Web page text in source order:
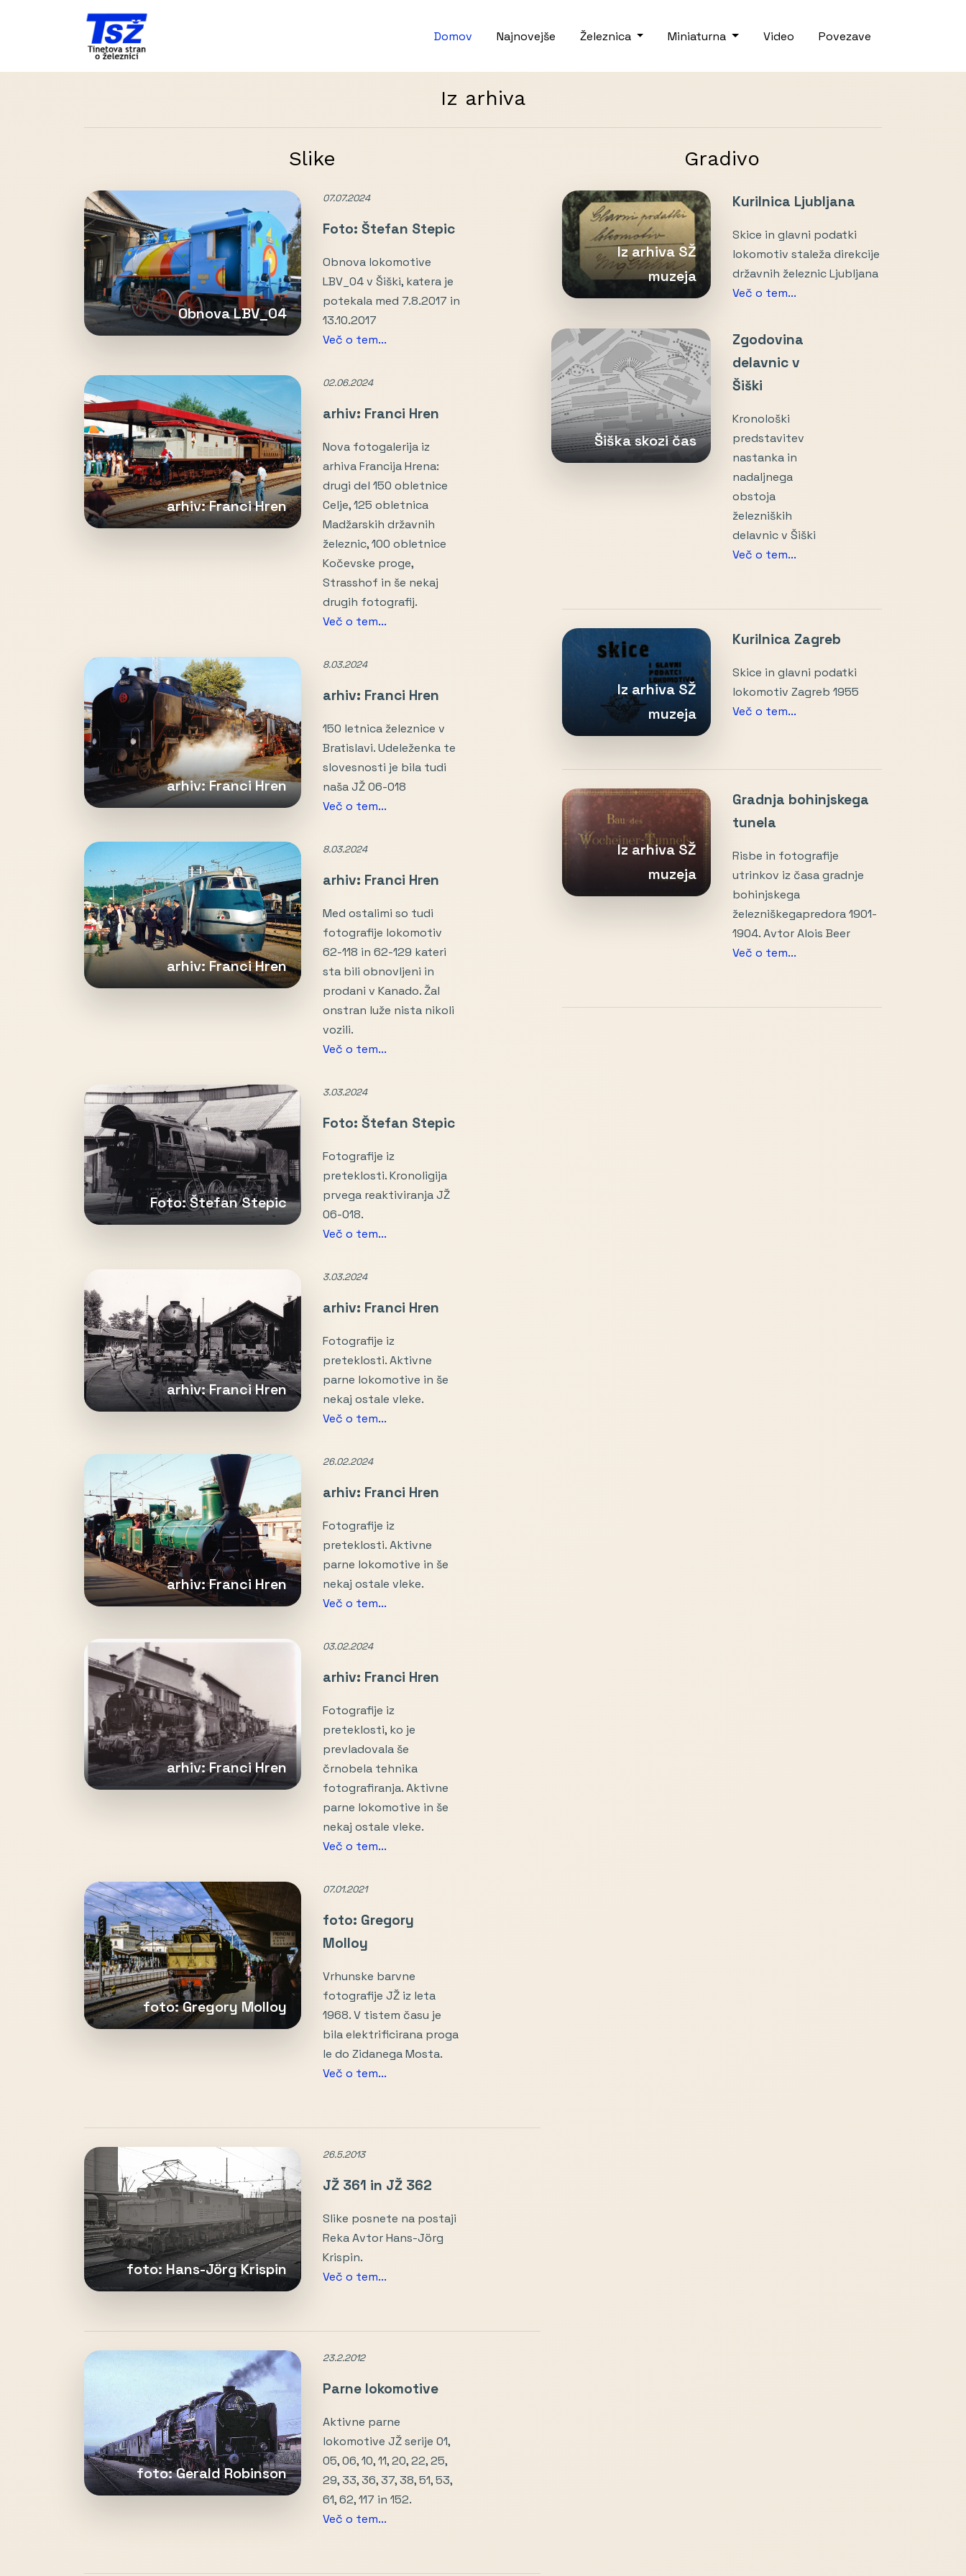
Domov Najnovejše Železnica Miniaturna Video Povezave
Iz arhiva
Slike
Obnova LBV_04
07.07.2024
Foto: Štefan Stepic
Obnova lokomotive
LBV_04 v Šiški, katera je
potekala med 7.8.2017 in
13.10.2017
Več o tem...
arhiv: Franci Hren
02.06.2024
arhiv: Franci Hren
Nova fotogalerija iz
arhiva Francija Hrena:
drugi del 150 obletnice
Celje, 125 obletnica
Madžarskih državnih
železnic, 100 obletnice
Kočevske proge,
Strasshof in še nekaj
drugih fotografij.
Več o tem...
arhiv: Franci Hren
8.03.2024
arhiv: Franci Hren
150 letnica železnice v
Bratislavi. Udeleženka te
slovesnosti je bila tudi
naša JŽ 06-018
Več o tem...
arhiv: Franci Hren
8.03.2024
arhiv: Franci Hren
Med ostalimi so tudi
fotografije lokomotiv
62-118 in 62-129 kateri
sta bili obnovljeni in
prodani v Kanado. Žal
onstran luže nista nikoli
vozili.
Več o tem...
Foto: Štefan Stepic
3.03.2024
Foto: Štefan Stepic
Fotografije iz
preteklosti. Kronoligija
prvega reaktiviranja JŽ
06-018.
Več o tem...
arhiv: Franci Hren
3.03.2024
arhiv: Franci Hren
Fotografije iz
preteklosti. Aktivne
parne lokomotive in še
nekaj ostale vleke.
Več o tem...
arhiv: Franci Hren
26.02.2024
arhiv: Franci Hren
Fotografije iz
preteklosti. Aktivne
parne lokomotive in še
nekaj ostale vleke.
Več o tem...
arhiv: Franci Hren
03.02.2024
arhiv: Franci Hren
Fotografije iz
preteklosti, ko je
prevladovala še
črnobela tehnika
fotografiranja. Aktivne
parne lokomotive in še
nekaj ostale vleke.
Več o tem...
foto: Gregory Molloy
07.01.2021
foto: Gregory
Molloy
Vrhunske barvne
fotografije JŽ iz leta
1968. V tistem času je
bila elektrificirana proga
le do Zidanega Mosta.
Več o tem...
foto: Hans-Jörg Krispin
26.5.2013
JŽ 361 in JŽ 362
Slike posnete na postaji
Reka Avtor Hans-Jörg
Krispin.
Več o tem...
foto: Gerald Robinson
23.2.2012
Parne lokomotive
Aktivne parne
lokomotive JŽ serije 01,
05, 06, 10, 11, 20, 22, 25,
29, 33, 36, 37, 38, 51, 53,
61, 62, 117 in 152.
Več o tem...
Gradivo
Iz arhiva SŽ
muzeja
Kurilnica Ljubljana
Skice in glavni podatki
lokomotiv staleža direkcije
državnih železnic Ljubljana
Več o tem...
Šiška skozi čas
Zgodovina
delavnic v
Šiški
Kronološki
predstavitev
nastanka in
nadaljnega
obstoja
železniških
delavnic v Šiški
Več o tem...
Iz arhiva SŽ
muzeja
Kurilnica Zagreb
Skice in glavni podatki
lokomotiv Zagreb 1955
Več o tem...
Iz arhiva SŽ
muzeja
Gradnja bohinjskega
tunela
Risbe in fotografije
utrinkov iz časa gradnje
bohinjskega
železniškegapredora 1901-
1904. Avtor Alois Beer
Več o tem...